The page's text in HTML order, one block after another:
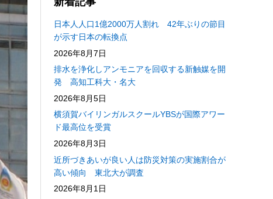
日本人人口1億2000万人割れ 42年ぶりの節目
が示す日本の転換点
2026年8月7日
排水を浄化しアンモニアを回収する新触媒を開
発 高知工科大・名大
2026年8月5日
横須賀バイリンガルスクールYBSが国際アワー
ド最高位を受賞
2026年8月3日
近所づきあいが良い人は防災対策の実施割合が
高い傾向 東北大が調査
2026年8月1日